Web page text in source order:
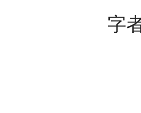
字